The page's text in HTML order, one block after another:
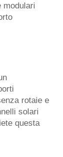
modulari
rotaie e
solari
questa